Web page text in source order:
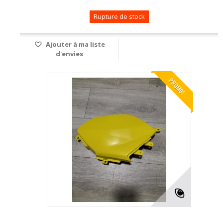
Rupture de stock
Ajouter à ma liste
d'envies
PROMO!